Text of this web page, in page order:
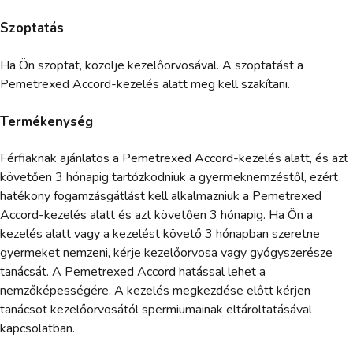
Szoptatás
Ha Ön szoptat, közölje kezelőorvosával. A szoptatást a
Pemetrexed Accord-kezelés alatt meg kell szakítani.
Termékenység
Férfiaknak ajánlatos a Pemetrexed Accord-kezelés alatt, és azt
követően 3 hónapig tartózkodniuk a gyermeknemzéstől, ezért
hatékony fogamzásgátlást kell alkalmazniuk a Pemetrexed
Accord-kezelés alatt és azt követően 3 hónapig. Ha Ön a
kezelés alatt vagy a kezelést követő 3 hónapban szeretne
gyermeket nemzeni, kérje kezelőorvosa vagy gyógyszerésze
tanácsát. A Pemetrexed Accord hatással lehet a
nemzőképességére. A kezelés megkezdése előtt kérjen
tanácsot kezelőorvosától spermiumainak eltároltatásával
kapcsolatban.